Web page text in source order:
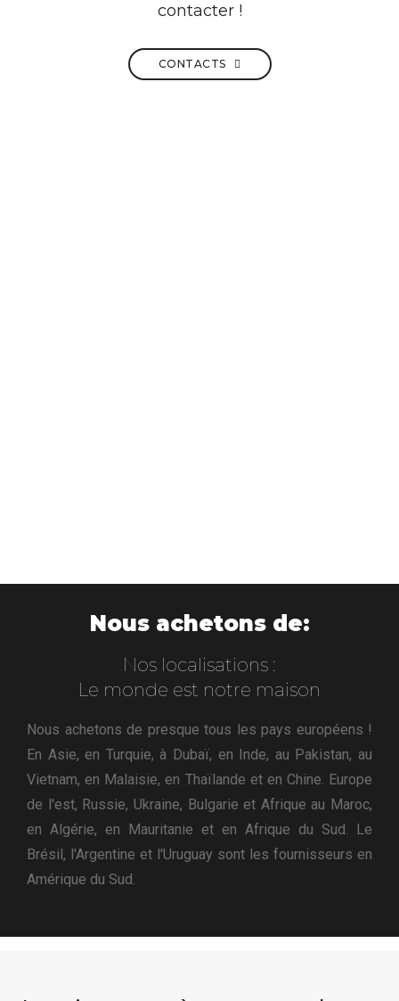
contacter !
CONTACTS
Nous achetons de:
Nos localisations :
Le monde est notre maison
Nous achetons de presque tous les pays européens !
En Asie, en Turquie, à Dubaï, en Inde, au Pakistan, au
Vietnam, en Malaisie, en Thaïlande et en Chine. Europe
de l'est, Russie, Ukraine, Bulgarie et Afrique au Maroc,
en Algérie, en Mauritanie et en Afrique du Sud. Le
Brésil, l'Argentine et l'Uruguay sont les fournisseurs en
Amérique du Sud.